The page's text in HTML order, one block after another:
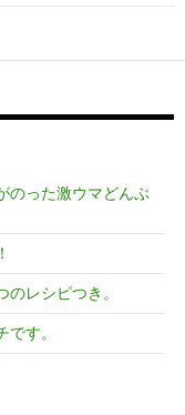
のった激ウマどんぶ
レシピつき。
す。